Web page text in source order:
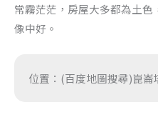
常霧茫茫，房屋大多都為土
像中好。
位置：(百度地圖搜尋)崑崙